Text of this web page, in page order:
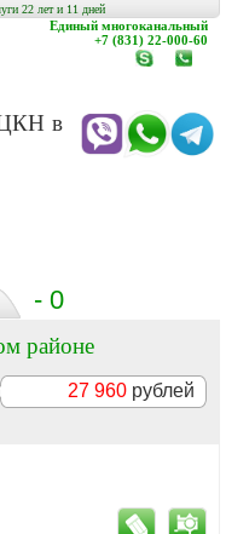
22 лет и 11 дней
Единый многоканальный
+7 (831) 22-000-60
www.c-
- 0
районе
27 960 рублей